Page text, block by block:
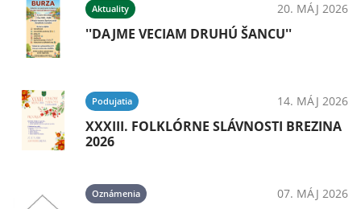
Aktuality 20. MÁJ 2026
''DAJME VECIAM DRUHÚ ŠANCU''
Podujatia 14. MÁJ 2026
XXXIII. FOLKLÓRNE SLÁVNOSTI BREZINA
2026
Oznámenia 07. MÁJ 2026